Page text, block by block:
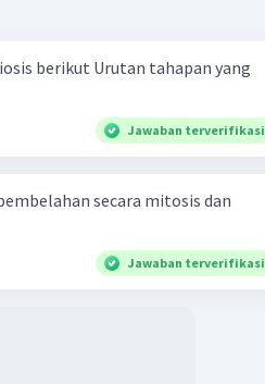
tahapan yang
Jawaban terverifikasi
secara mitosis dan
Jawaban terverifikasi